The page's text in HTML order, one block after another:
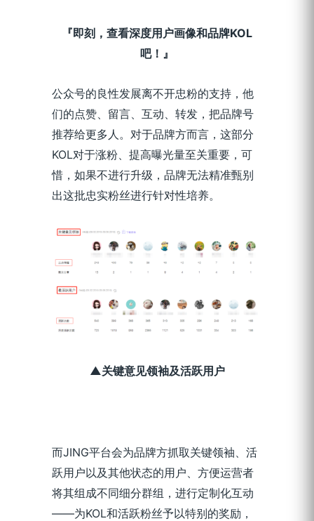
『即刻，查看深度用户画像和品牌KOL
吧！』
公众号的良性发展离不开忠粉的支持，他
们的点赞、留言、互动、转发，把品牌号
推荐给更多人。对于品牌方而言，这部分
KOL对于涨粉、提高曝光量至关重要，可
惜，如果不进行升级，品牌无法精准甄别
出这批忠实粉丝进行针对性培养。
▲关键意见领袖及活跃用户
而JING平台会为品牌方抓取关键领袖、活
跃用户以及其他状态的用户、方便运营者
将其组成不同细分群组，进行定制化互动
——为KOL和活跃粉丝予以特别的奖励，